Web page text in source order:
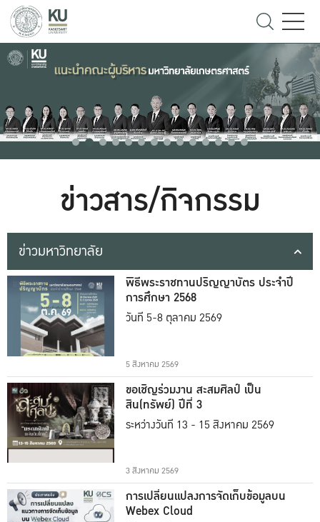
ข่าวสาร/กิจกรรม
ข่าวมหาวิทยาลัย
พิธีพระราชทานปริญญาบัตร ประจำปี
การศึกษา 2568
วันที่ 5-8 ตุลาคม 2569
5 สิงหาคม 2569
ขอเชิญร่วมงาน สะสมศิลป์ เป็น
สิน(ทรัพย์) ปีที่ 3
ระหว่างวันที่ 13 - 15 สิงหาคม 2569
3 สิงหาคม 2569
การเปลี่ยนแปลงการจัดเก็บข้อมูลบน
Webex Cloud